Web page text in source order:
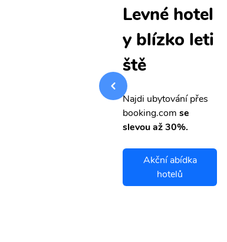
vnými letenkami od ob
Levné hotel
y blízko leti
ště
Najdi ubytování přes
booking.com se
slevou až 30%.
Akční abídka
hotelů